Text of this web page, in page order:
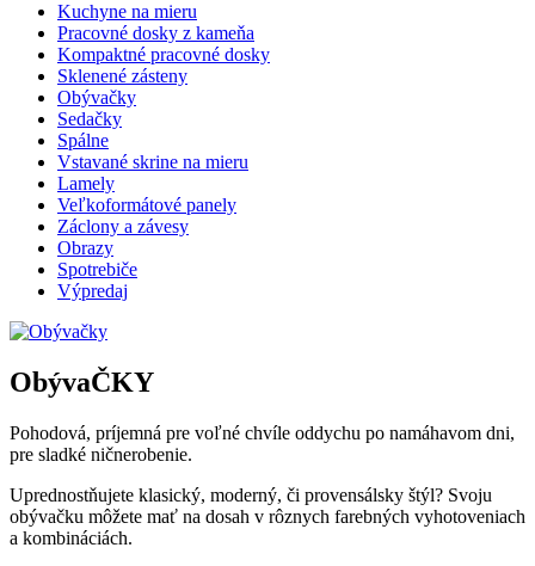
Kuchyne na mieru
Pracovné dosky z kameňa
Kompaktné pracovné dosky
Sklenené zásteny
Obývačky
Sedačky
Spálne
Vstavané skrine na mieru
Lamely
Veľkoformátové panely
Záclony a závesy
Obrazy
Spotrebiče
Výpredaj
ObývaČKY
Pohodová, príjemná pre voľné chvíle oddychu po namáhavom dni,
pre sladké ničnerobenie.
Uprednostňujete klasický, moderný, či provensálsky štýl? Svoju
obývačku môžete mať na dosah v rôznych farebných vyhotoveniach
a kombináciách.